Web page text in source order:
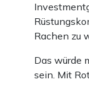
Rachen zu
Das würde
sein. Mit